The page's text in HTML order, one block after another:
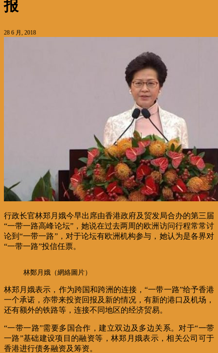
报
28 6 月, 2018
行政长官林郑月娥今早出席由香港政府及贸发局合办的第三届
“一带一路高峰论坛”，她说在过去两周的欧洲访问行程常常讨
论到“一带一路”，对于论坛有欧洲机构参与，她认为是各界对
“一带一路”投信任票。
林鄭月娥（網絡圖片）
林郑月娥表示，作为跨国和跨洲的连接，“一带一路”给予香港
一个承诺，亦带来投资回报及新的情况，有新的港口及机场，
还有额外的铁路等，连接不同地区的经济贸易。
“一带一路”需要多国合作，建立双边及多边关系。对于“一带
一路”基础建设项目的融资等，林郑月娥表示，相关公司可于
香港进行债务融资及筹资。